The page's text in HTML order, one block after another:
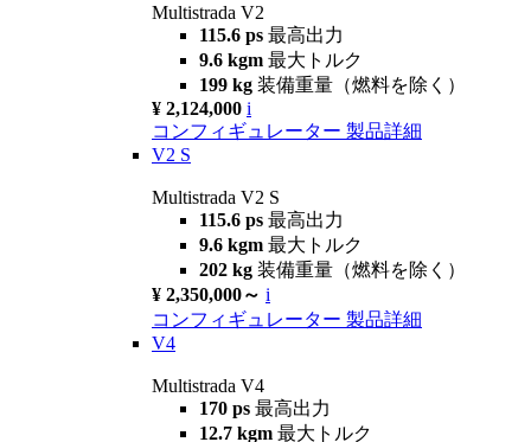
Multistrada V2
115.6 ps 最高出力
9.6 kgm 最大トルク
199 kg 装備重量（燃料を除く）
¥ 2,124,000 i
コンフィギュレーター 製品詳細
V2 S
Multistrada V2 S
115.6 ps 最高出力
9.6 kgm 最大トルク
202 kg 装備重量（燃料を除く）
¥ 2,350,000～ i
コンフィギュレーター 製品詳細
V4
Multistrada V4
170 ps 最高出力
12.7 kgm 最大トルク